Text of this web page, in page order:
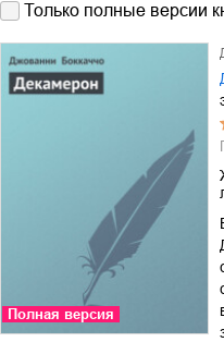
Только полные версии
Полная версия